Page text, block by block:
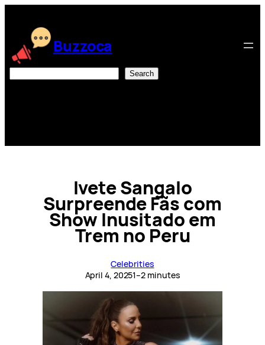
content
Buzzoca
Search
Ivete Sangalo
Surpreende Fãs com
Show Inusitado em
Trem no Peru
Celebrities
April 4, 20251–2 minutes